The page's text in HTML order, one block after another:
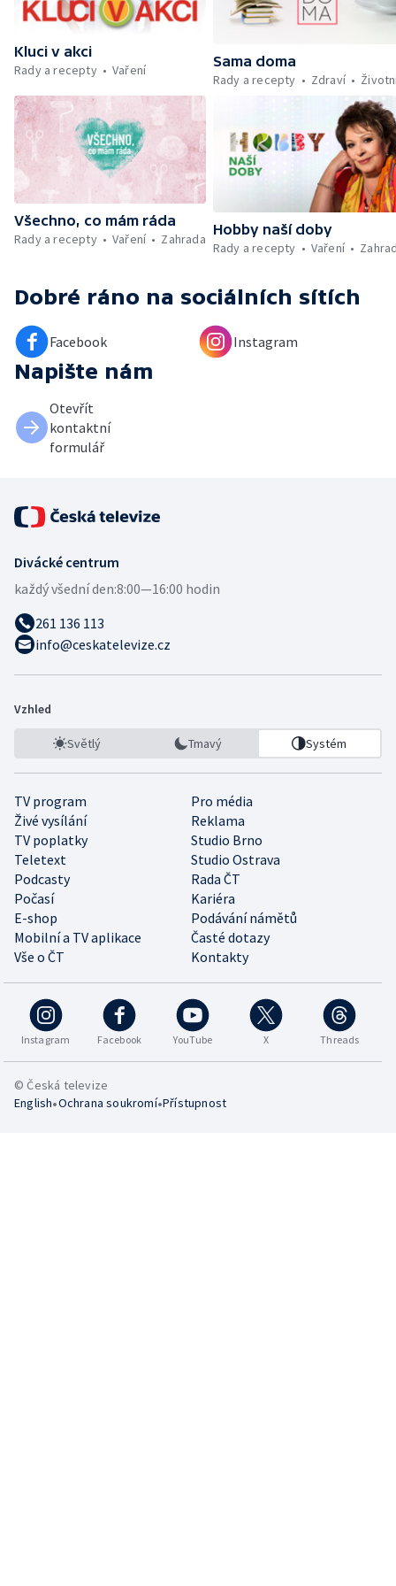
Počasí + Zprávy — Mezinárodní folklórní
maso, vejce, mléčné výrobky a luštěniny —
Kniha veselých říkanek Hrátky se zvířátky —
Umělecký festival Pohoda 2026 —
Vyhodnocení ankety + ČT tipy —
Vyhodnocení divácké soutěže — Práce
záchranářů v létě
Kluci v akci
Rady a recepty
Vaření
Sama doma
Rady a recepty
Zdraví
Všechno, co mám ráda
Rady a recepty
Vaření Zahrada
Hobby naší doby
Rady a recepty
Vaření
Dobré ráno na sociálních sítích
Facebook Instagram
Napište nám
Otevřít
kontaktní
formulář
Divácké centrum
každý všední den:8:00—16:00 hodin
261 136 113
info@ceskatelevize.cz
Vzhled
Světlý Tmavý Systém
TV program
Pro média
Živé vysílání
Reklama
TV poplatky
Studio Brno
Teletext
Studio Ostrava
Podcasty
Rada ČT
Počasí
Kariéra
E-shop
Podávání námětů
Mobilní a TV aplikace
Časté dotazy
Vše o ČT
Kontakty
Instagram Facebook YouTube X Threads
© Česká televize
English•Ochrana soukromí•Přístupnost